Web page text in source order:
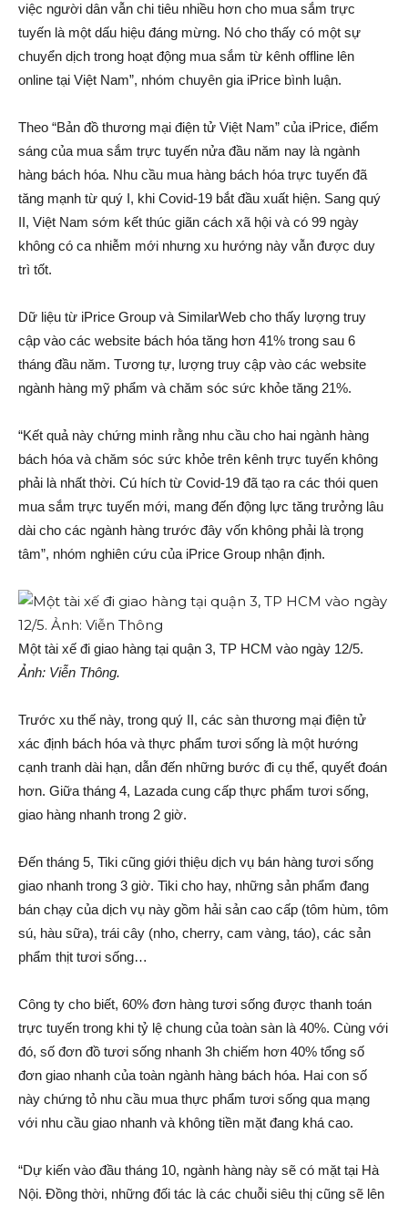
việc người dân vẫn chi tiêu nhiều hơn cho mua sắm trực
tuyến là một dấu hiệu đáng mừng. Nó cho thấy có một sự
chuyển dịch trong hoạt động mua sắm từ kênh offline lên
online tại Việt Nam”, nhóm chuyên gia iPrice bình luận.
Theo “Bản đồ thương mại điện tử Việt Nam” của iPrice, điểm
sáng của mua sắm trực tuyến nửa đầu năm nay là ngành
hàng bách hóa. Nhu cầu mua hàng bách hóa trực tuyến đã
tăng mạnh từ quý I, khi Covid-19 bắt đầu xuất hiện. Sang quý
II, Việt Nam sớm kết thúc giãn cách xã hội và có 99 ngày
không có ca nhiễm mới nhưng xu hướng này vẫn được duy
trì tốt.
Dữ liệu từ iPrice Group và SimilarWeb cho thấy lượng truy
cập vào các website bách hóa tăng hơn 41% trong sau 6
tháng đầu năm. Tương tự, lượng truy cập vào các website
ngành hàng mỹ phẩm và chăm sóc sức khỏe tăng 21%.
“Kết quả này chứng minh rằng nhu cầu cho hai ngành hàng
bách hóa và chăm sóc sức khỏe trên kênh trực tuyến không
phải là nhất thời. Cú hích từ Covid-19 đã tạo ra các thói quen
mua sắm trực tuyến mới, mang đến động lực tăng trưởng lâu
dài cho các ngành hàng trước đây vốn không phải là trọng
tâm”, nhóm nghiên cứu của iPrice Group nhận định.
Một tài xế đi giao hàng tại quận 3, TP HCM vào ngày 12/5.
Ảnh: Viễn Thông.
Trước xu thế này, trong quý II, các sàn thương mại điện tử
xác định bách hóa và thực phẩm tươi sống là một hướng
cạnh tranh dài hạn, dẫn đến những bước đi cụ thể, quyết đoán
hơn. Giữa tháng 4, Lazada cung cấp thực phẩm tươi sống,
giao hàng nhanh trong 2 giờ.
Đến tháng 5, Tiki cũng giới thiệu dịch vụ bán hàng tươi sống
giao nhanh trong 3 giờ. Tiki cho hay, những sản phẩm đang
bán chạy của dịch vụ này gồm hải sản cao cấp (tôm hùm, tôm
sú, hàu sữa), trái cây (nho, cherry, cam vàng, táo), các sản
phẩm thịt tươi sống…
Công ty cho biết, 60% đơn hàng tươi sống được thanh toán
trực tuyến trong khi tỷ lệ chung của toàn sàn là 40%. Cùng với
đó, số đơn đồ tươi sống nhanh 3h chiếm hơn 40% tổng số
đơn giao nhanh của toàn ngành hàng bách hóa. Hai con số
này chứng tỏ nhu cầu mua thực phẩm tươi sống qua mạng
với nhu cầu giao nhanh và không tiền mặt đang khá cao.
“Dự kiến vào đầu tháng 10, ngành hàng này sẽ có mặt tại Hà
Nội. Đồng thời, những đối tác là các chuỗi siêu thị cũng sẽ lên